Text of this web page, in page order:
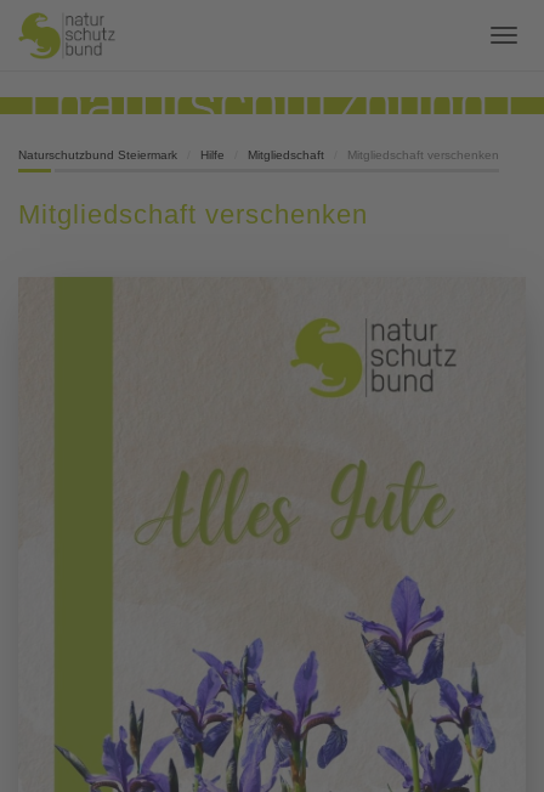
Naturschutzbund Steiermark Hilfe Mitgliedschaft Mitgliedschaft verschenken
Mitgliedschaft verschenken